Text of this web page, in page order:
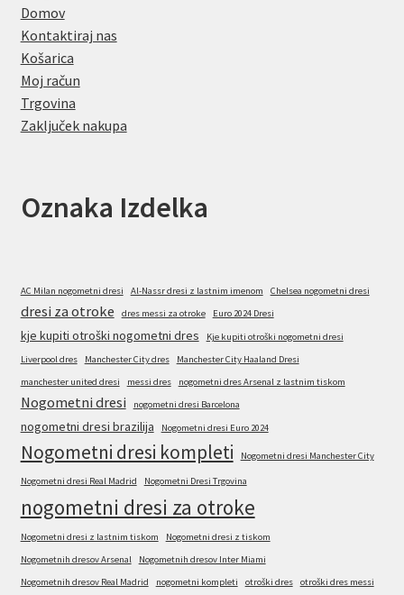
Domov
Kontaktiraj nas
Košarica
Moj račun
Trgovina
Zaključek nakupa
Oznaka Izdelka
AC Milan nogometni dresi Al-Nassr dresi z lastnim imenom Chelsea nogometni dresi
dresi za otroke dres messi za otroke Euro 2024 Dresi
kje kupiti otroški nogometni dres
Kje kupiti otroški nogometni dresi
Liverpool dres
Manchester City dres
Manchester City Haaland Dresi
manchester united dresi
messi dres nogometni dres Arsenal z lastnim tiskom
Nogometni dresi nogometni dresi Barcelona
nogometni dresi brazilija Nogometni dresi Euro 2024
Nogometni dresi kompleti Nogometni dresi Manchester City
Nogometni dresi Real Madrid Nogometni Dresi Trgovina
nogometni dresi za otroke
Nogometni dresi z lastnim tiskom
Nogometni dresi z tiskom
Nogometnih dresov Arsenal
Nogometnih dresov Inter Miami
Nogometnih dresov Real Madrid
nogometni kompleti otroški dres
otroški dres messi